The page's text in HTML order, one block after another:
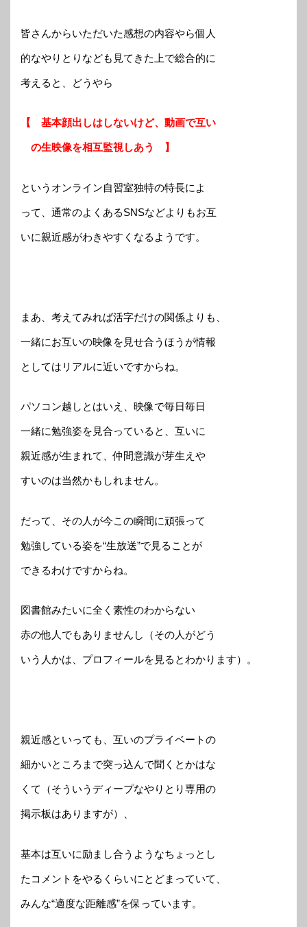
皆さんからいただいた感想の内容やら個人
的なやりとりなども見てきた上で総合的に
考えると、どうやら
【 基本顔出しはしないけど、動画で互い
の生映像を相互監視しあう 】
というオンライン自習室独特の特長によ
って、通常のよくあるSNSなどよりもお互
いに親近感がわきやすくなるようです。
まあ、考えてみれば活字だけの関係よりも、
一緒にお互いの映像を見せ合うほうが情報
としてはリアルに近いですからね。
パソコン越しとはいえ、映像で毎日毎日
一緒に勉強姿を見合っていると、互いに
親近感が生まれて、仲間意識が芽生えや
すいのは当然かもしれません。
だって、その人が今この瞬間に頑張って
勉強している姿を“生放送”で見ることが
できるわけですからね。
図書館みたいに全く素性のわからない
赤の他人でもありませんし（その人がどう
いう人かは、プロフィールを見るとわかります）。
親近感といっても、互いのプライベートの
細かいところまで突っ込んで聞くとかはな
くて（そういうディープなやりとり専用の
掲示板はありますが）、
基本は互いに励まし合うようなちょっとし
たコメントをやるくらいにとどまっていて、
みんな“適度な距離感”を保っています。